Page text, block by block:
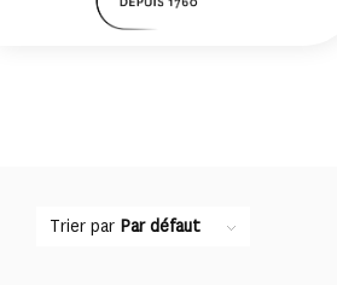
Trier par Par défaut